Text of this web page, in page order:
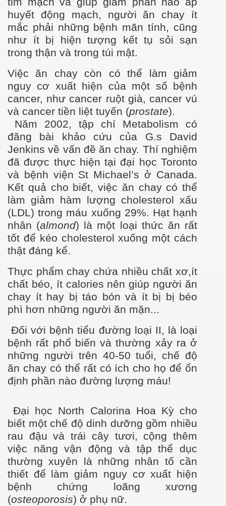
huyết động mạch, người ăn chay ít
mắc phải những bệnh mãn tính, cũng
như ít bị hiện tượng kết tụ sỏi sạn
trong thận và trong túi mật.
Việc ăn chay còn có thể làm giảm
nguy cơ xuất hiện của một số bệnh
cancer, như cancer ruột già, cancer vú
và cancer tiền liệt tuyến (prostate).
Năm 2002, tập chí Metabolism có
đăng bài khảo cứu của G.s David
Jenkins về vấn đề ăn chay. Thí nghiệm
đã được thực hiện tại đại học Toronto
và bệnh viện St Michael’s ở Canada.
Kết quả cho biết, việc ăn chay có thể
làm giảm hàm lượng cholesterol xấu
(LDL) trong máu xuống 29%. Hạt hạnh
nhân (almond) là một loại thức ăn rất
tốt để kéo cholesterol xuống một cách
thật đáng kể.
Thực phẩm chay chứa nhiều chất xơ,ít
chất béo, ít calories nên giúp người ăn
chay ít hay bị táo bón và ít bị bị béo
phì hơn những người ăn mặn...
Đối với bệnh tiểu đường loại II, là loại
bệnh rất phổ biến và thường xảy ra ở
những người trên 40-50 tuổi, chế độ
ăn chay có thể rất có ích cho họ để ổn
định phần nào đường lượng máu!
Đại học North Calorina Hoa Kỳ cho
biết một chế độ dinh dưỡng gồm nhiều
rau đậu và trái cây tươi, cộng thêm
việc năng vận động và tập thể dục
thường xuyên là những nhân tố cần
thiết để làm giảm nguy cơ xuất hiện
bệnh chứng loãng xương
(osteoporosis) ở phụ nữ.
già